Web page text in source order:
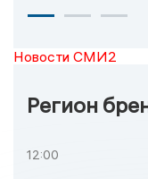
Новости СМИ2
Регион
12:00